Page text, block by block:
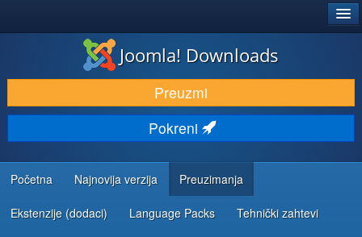
PREUZIMANJE I PROŠIRENJA (EKSTENZIJE)
OTKRIJTE I NAUČITE
ZAJEDNICA I PODRŠKA
RESURSI ZA RAZVOJ
Joomla! Downloads
Preuzmi
Pokreni
Početna Najnovija verzija Preuzimanja
Ekstenzije (dodaci) Language Packs Tehnički zahtevi